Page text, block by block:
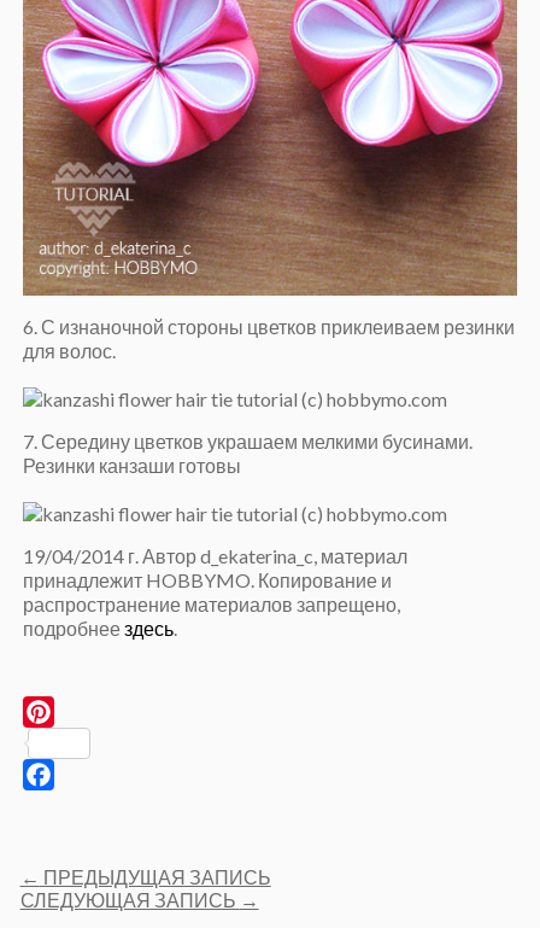
6. С изнаночной стороны цветков приклеиваем резинки
для волос.
7. Середину цветков украшаем мелкими бусинами.
Резинки канзаши готовы
19/04/2014 г. Автор d_ekaterina_c, материал
принадлежит HOBBYMO. Копирование и
распространение материалов запрещено,
подробнеездесь.
Post
navigation
← ПРЕДЫДУЩАЯ ЗАПИСЬ
СЛЕДУЮЩАЯ ЗАПИСЬ →